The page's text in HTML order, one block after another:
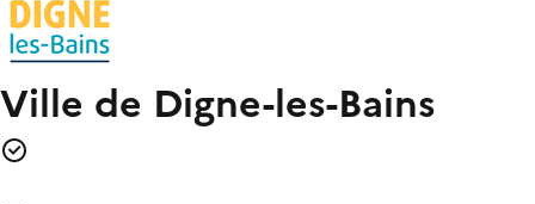
Ville de Digne-les-Bains